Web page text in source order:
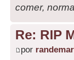
comer,
Re: RIP
por randemar